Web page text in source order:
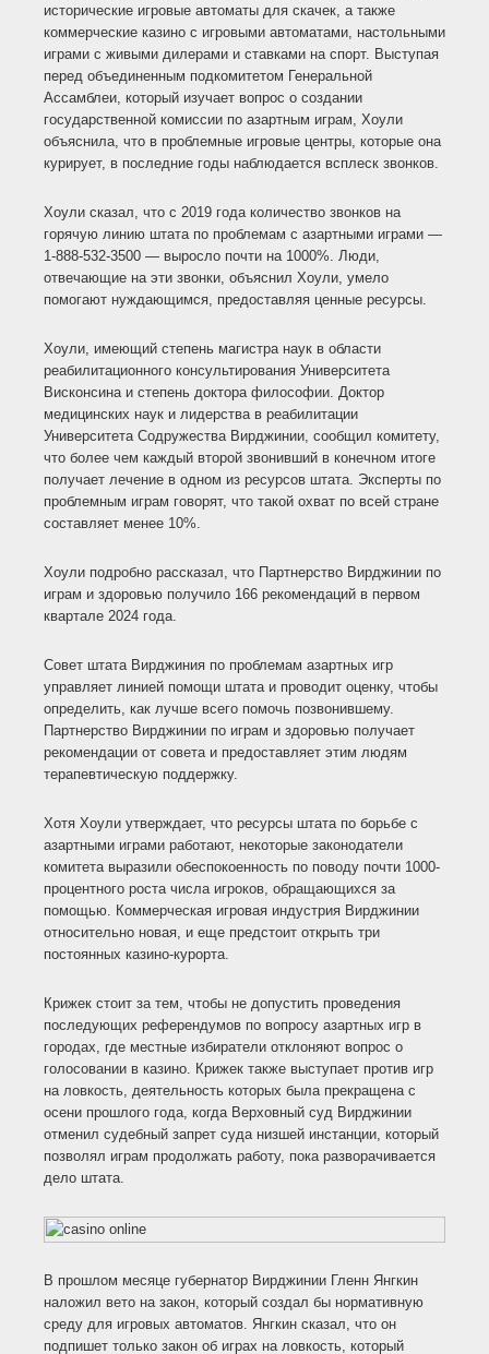
исторические игровые автоматы для скачек, а также
коммерческие казино с игровыми автоматами, настольными
играми с живыми дилерами и ставками на спорт. Выступая
перед объединенным подкомитетом Генеральной
Ассамблеи, который изучает вопрос о создании
государственной комиссии по азартным играм, Хоули
объяснила, что в проблемные игровые центры, которые она
курирует, в последние годы наблюдается всплеск звонков.
Хоули сказал, что с 2019 года количество звонков на
горячую линию штата по проблемам с азартными играми —
1-888-532-3500 — выросло почти на 1000%. Люди,
отвечающие на эти звонки, объяснил Хоули, умело
помогают нуждающимся, предоставляя ценные ресурсы.
Хоули, имеющий степень магистра наук в области
реабилитационного консультирования Университета
Висконсина и степень доктора философии. Доктор
медицинских наук и лидерства в реабилитации
Университета Содружества Вирджинии, сообщил комитету,
что более чем каждый второй звонивший в конечном итоге
получает лечение в одном из ресурсов штата. Эксперты по
проблемным играм говорят, что такой охват по всей стране
составляет менее 10%.
Хоули подробно рассказал, что Партнерство Вирджинии по
играм и здоровью получило 166 рекомендаций в первом
квартале 2024 года.
Совет штата Вирджиния по проблемам азартных игр
управляет линией помощи штата и проводит оценку, чтобы
определить, как лучше всего помочь позвонившему.
Партнерство Вирджинии по играм и здоровью получает
рекомендации от совета и предоставляет этим людям
терапевтическую поддержку.
Хотя Хоули утверждает, что ресурсы штата по борьбе с
азартными играми работают, некоторые законодатели
комитета выразили обеспокоенность по поводу почти 1000-
процентного роста числа игроков, обращающихся за
помощью. Коммерческая игровая индустрия Вирджинии
относительно новая, и еще предстоит открыть три
постоянных казино-курорта.
Крижек стоит за тем, чтобы не допустить проведения
последующих референдумов по вопросу азартных игр в
городах, где местные избиратели отклоняют вопрос о
голосовании в казино. Крижек также выступает против игр
на ловкость, деятельность которых была прекращена с
осени прошлого года, когда Верховный суд Вирджинии
отменил судебный запрет суда низшей инстанции, который
позволял играм продолжать работу, пока разворачивается
дело штата.
В прошлом месяце губернатор Вирджинии Гленн Янгкин
наложил вето на закон, который создал бы нормативную
среду для игровых автоматов. Янгкин сказал, что он
подпишет только закон об играх на ловкость, который